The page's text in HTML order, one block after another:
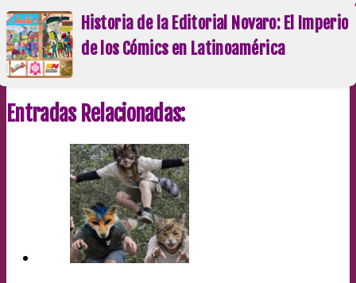
Historia de la Editorial Novaro: El Imperio
de los Cómics en Latinoamérica
Entradas Relacionadas: